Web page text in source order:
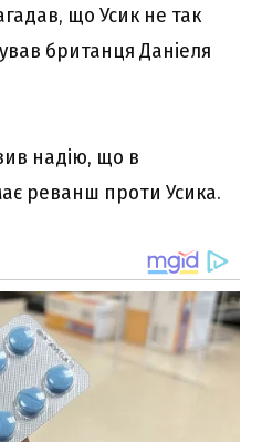
що Усик не так
британця Даніеля
надію, що в
реванш проти Усика.